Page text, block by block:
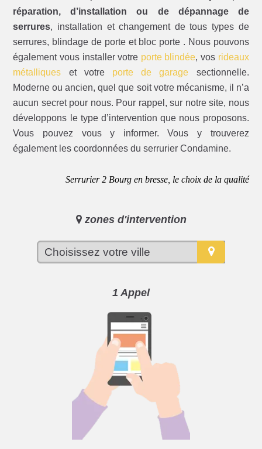
réparation, d’installation ou de dépannage de
serrures, installation et changement de tous types de
serrures, blindage de porte et bloc porte . Nous pouvons
également vous installer votre porte blindée, vos rideaux
métalliques et votre porte de garage sectionnelle.
Moderne ou ancien, quel que soit votre mécanisme, il n’a
aucun secret pour nous. Pour rappel, sur notre site, nous
développons le type d’intervention que nous proposons.
Vous pouvez vous y informer. Vous y trouverez
également les coordonnées du serrurier Condamine.
Serrurier 2 Bourg en bresse, le choix de la qualité
zones d'intervention
1 Appel